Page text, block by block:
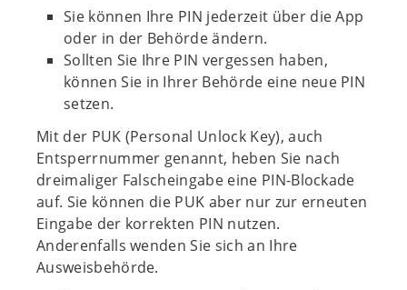
Sie können Ihre PIN jederzeit über die App
oder in der Behörde ändern.
Sollten Sie Ihre PIN vergessen haben,
können Sie in Ihrer Behörde eine neue PIN
setzen.
Mit der PUK (Personal Unlock Key), auch
Entsperrnummer genannt, heben Sie nach
dreimaliger Falscheingabe eine PIN-Blockade
auf. Sie können die PUK aber nur zur erneuten
Eingabe der korrekten PIN nutzen.
Anderenfalls wenden Sie sich an Ihre
Ausweisbehörde.